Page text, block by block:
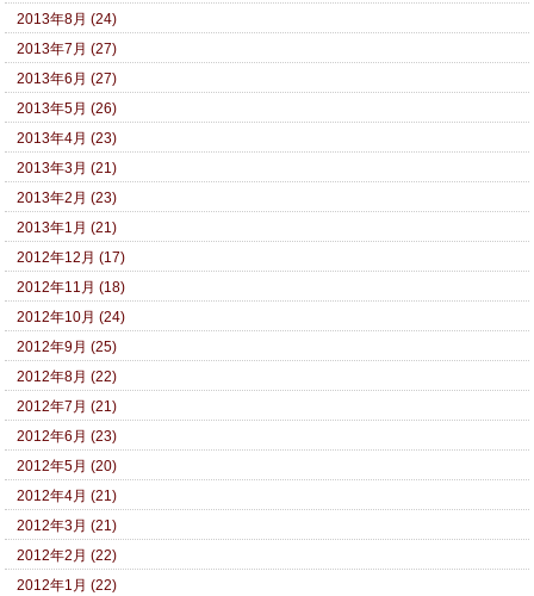
2013年8月 (24)
2013年7月 (27)
2013年6月 (27)
2013年5月 (26)
2013年4月 (23)
2013年3月 (21)
2013年2月 (23)
2013年1月 (21)
2012年12月 (17)
2012年11月 (18)
2012年10月 (24)
2012年9月 (25)
2012年8月 (22)
2012年7月 (21)
2012年6月 (23)
2012年5月 (20)
2012年4月 (21)
2012年3月 (21)
2012年2月 (22)
2012年1月 (22)